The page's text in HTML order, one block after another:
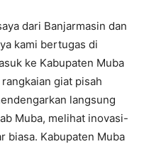
dari Banjarmasin dan
kami bertugas di
ke Kabupaten Muba
giat pisah
langsung
Muba, melihat inovasi-
biasa. Kabupaten Muba